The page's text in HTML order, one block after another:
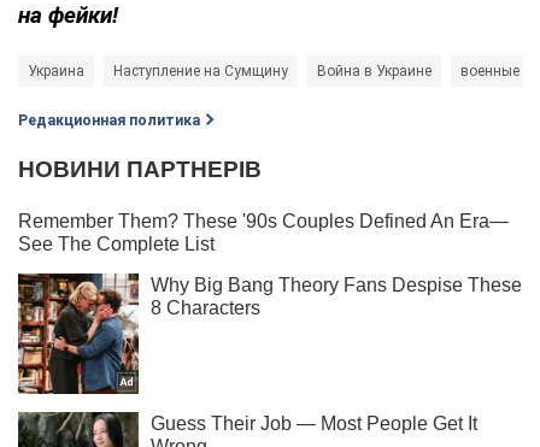
на фейки!
Украина Наступление на Сумщину Война в Украине военные
Редакционная политика